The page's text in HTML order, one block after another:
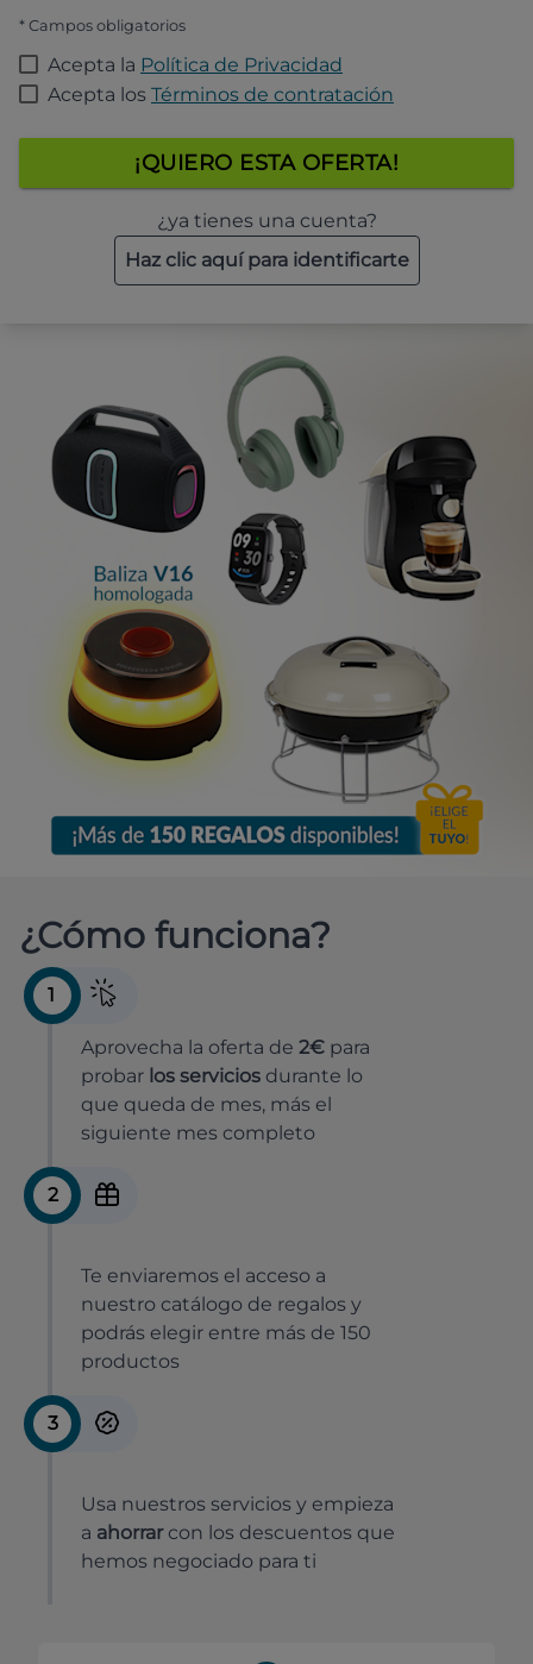
* Campos obligatorios
Acepta la Política de Privacidad
Acepta los Términos de contratación
¡QUIERO ESTA OFERTA!
¿ya tienes una cuenta?
Haz clic aquí para identificarte
¿Cómo funciona?
1
Aprovecha la oferta de 2€ para
probar los servicios durante lo
que queda de mes, más el
siguiente mes completo
2
Te enviaremos el acceso a
nuestro catálogo de regalos y
podrás elegir entre más de 150
productos
3
Usa nuestros servicios y empieza
a ahorrar con los descuentos que
hemos negociado para ti